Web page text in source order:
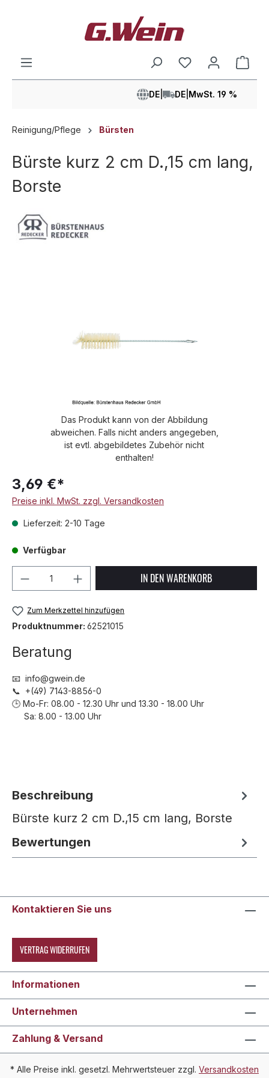
DE DE MwSt. 19 %
Reinigung/Pflege Bürsten
Bürste kurz 2 cm D.,15 cm lang,
Borste
Das Produkt kann von der Abbildung
abweichen. Falls nicht anders angegeben,
ist evtl. abgebildetes Zubehör nicht
enthalten!
3,69 €*
Preise inkl. MwSt. zzgl. Versandkosten
Lieferzeit: 2-10 Tage
Verfügbar
Produkt Anzahl: Gib denIN DEN WARENKORB
Zum Merkzettel hinzufügen
Produktnummer: 62521015
Beratung
📧 info@gwein.de
📞 +(49) 7143-8856-0
🕒 Mo-Fr: 08.00 - 12.30 Uhr und 13.30 - 18.00 Uhr
Sa: 8.00 - 13.00 Uhr
Beschreibung
Bürste kurz 2 cm D.,15 cm lang, Borste
Bewertungen
Kontaktieren Sie uns
VERTRAG WIDERRUFEN
Informationen
Unternehmen
Zahlung & Versand
* Alle Preise inkl. gesetzl. Mehrwertsteuer zzgl. Versandkosten